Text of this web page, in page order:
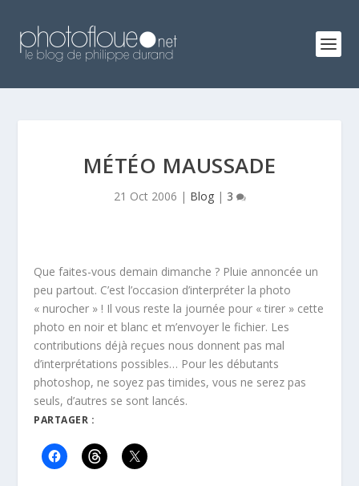
MÉTÉO MAUSSADE
21 Oct 2006 | Blog| 3
Que faites-vous demain dimanche ? Pluie annoncée un
peu partout. C’est l’occasion d’interpréter la photo
« nurocher » ! Il vous reste la journée pour « tirer » cette
photo en noir et blanc et m’envoyer le fichier. Les
contributions déjà reçues nous donnent pas mal
d’interprétations possibles… Pour les débutants
photoshop, ne soyez pas timides, vous ne serez pas
seuls, d’autres se sont lancés.
PARTAGER :